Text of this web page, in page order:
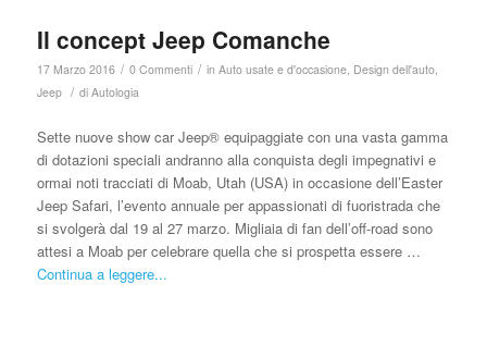
Il concept Jeep Comanche
17 Marzo 2016 / 0 Commenti / in Auto usate e d'occasione, Design dell'auto,
Jeep / di Autologia
Sette nuove show car Jeep® equipaggiate con una vasta gamma
di dotazioni speciali andranno alla conquista degli impegnativi e
ormai noti tracciati di Moab, Utah (USA) in occasione dell’Easter
Jeep Safari, l’evento annuale per appassionati di fuoristrada che
si svolgerà dal 19 al 27 marzo. Migliaia di fan dell’off-road sono
attesi a Moab per celebrare quella che si prospetta essere …
Continua a leggere...